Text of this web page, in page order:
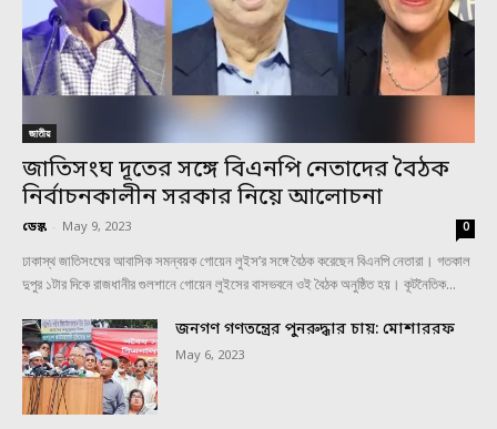
জাতীয়
জাতিসংঘ দূতের সঙ্গে বিএনপি নেতাদের বৈঠক
নির্বাচনকালীন সরকার নিয়ে আলোচনা
ডেস্ক - May 9, 2023 0
ঢাকাস্থ জাতিসংঘের আবাসিক সমন্বয়ক গোয়েন লুইস’র সঙ্গে বৈঠক করেছেন বিএনপি নেতারা। গতকাল
দুপুর ১টার দিকে রাজধানীর গুলশানে গোয়েন লুইসের বাসভবনে ওই বৈঠক অনুষ্ঠিত হয়। কূটনৈতিক...
জনগণ গণতন্ত্রের পুনরুদ্ধার চায়: মোশাররফ
May 6, 2023